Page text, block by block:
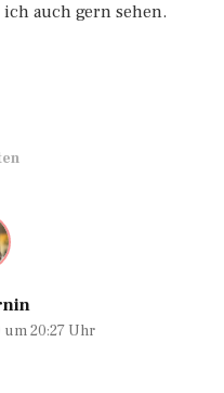
auch gern sehen.
um 20:27 Uhr